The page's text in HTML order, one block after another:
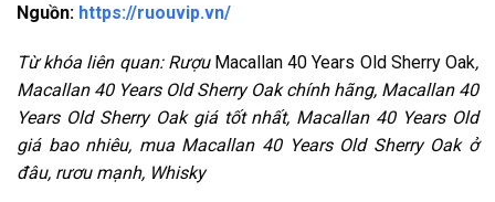
Nguồn: https://ruouvip.vn/
Từ khóa liên quan: Rượu Macallan 40 Years Old Sherry Oak,
Macallan 40 Years Old Sherry Oak chính hãng, Macallan 40
Years Old Sherry Oak giá tốt nhất, Macallan 40 Years Old
giá bao nhiêu, mua Macallan 40 Years Old Sherry Oak ở
đâu, rươu mạnh, Whisky